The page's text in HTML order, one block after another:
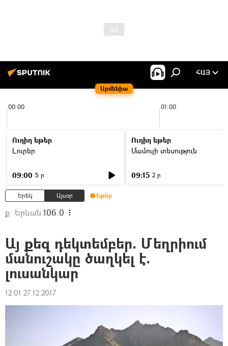
Արմենիա
ՀԱՅ
00:00 01:00
Ուղիղ եթեր
Լուրեր
09:00 5 ր
Ուղիղ եթեր
Մամուլի տեսություն
09:15 2 ր
Երեկ Այսօր Եթեր
ք. Երևան 106.0
Այ քեզ դեկտեմբեր. Մեղրիում
մանուշակը ծաղկել է.
լուսանկար
12:01 27.12.2017